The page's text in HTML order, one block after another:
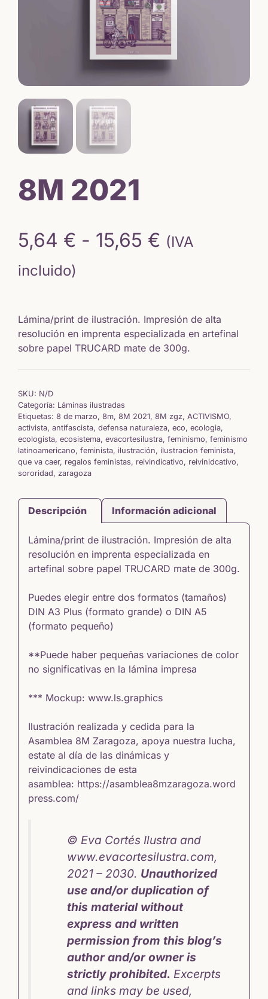
8M 2021
5,64 € - 15,65 € Rango
desde
5,64 €
15,65 €
(IVA
incluido)
Lámina/print de ilustración. Impresión de alta
resolución en imprenta especializada en artefinal
sobre papel TRUCARD mate de 300g.
SKU: N/D
Categoría: Láminas ilustradas
Etiquetas: 8 de marzo, 8m, 8M 2021, 8M zgz, ACTIVISMO,
activista, antifascista, defensa naturaleza, eco, ecologia,
ecologista, ecosistema, evacortesilustra, feminismo, feminismo
latinoamericano, feminista, ilustración, ilustracion feminista,
que va caer, regalos feministas, reivindicativo, reivinidcativo,
sororidad, zaragoza
Descripción Información adicional
Lámina/print de ilustración. Impresión de alta
resolución en imprenta especializada en
artefinal sobre papel TRUCARD mate de 300g.
Puedes elegir entre dos formatos (tamaños)
DIN A3 Plus (formato grande) o DIN A5
(formato pequeño)
**Puede haber pequeñas variaciones de color
no significativas en la lámina impresa
*** Mockup: www.ls.graphics
Ilustración realizada y cedida para la
Asamblea 8M Zaragoza, apoya nuestra lucha,
estate al día de las dinámicas y
reivindicaciones de esta
asamblea: https://asamblea8mzaragoza.word
press.com/
© Eva Cortés Ilustra and
www.evacortesilustra.com,
2021 – 2030. Unauthorized
use and/or duplication of
this material without
express and written
permission from this blog’s
author and/or owner is
strictly prohibited. Excerpts
and links may be used,